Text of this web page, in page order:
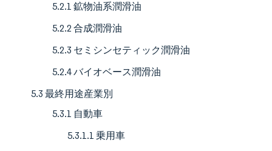
5.2.1 鉱物油系潤滑油
5.2.2 合成潤滑油
5.2.3 セミシンセティック潤滑油
5.2.4 バイオベース潤滑油
5.3 最終用途産業別
5.3.1 自動車
5.3.1.1 乗用車